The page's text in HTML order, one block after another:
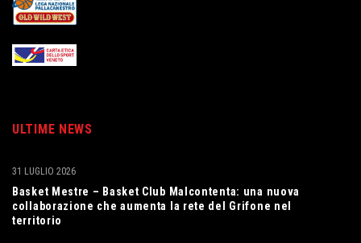
ULTIME NEWS
Basket Mestre – Basket Club Malcontenta: una nuova
collaborazione che aumenta la rete del Grifone nel
territorio
31 LUGLIO 2026